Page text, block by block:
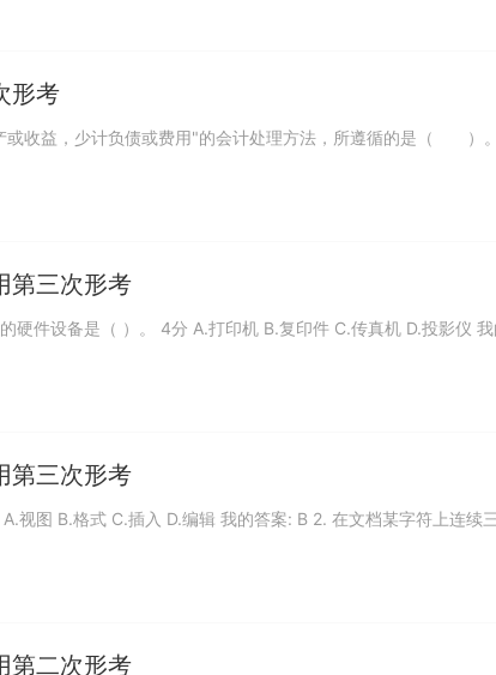
形考
或收益，少计负债或费用"的会计处理方法，所遵循的是（ ）
第三次形考
硬件设备是（ ）。 4分 A.打印机 B.复印件 C.传真机 D.投影仪
第三次形考
视图 B.格式 C.插入 D.编辑 我的答案: B 2. 在文档某字符上连续
第二次形考